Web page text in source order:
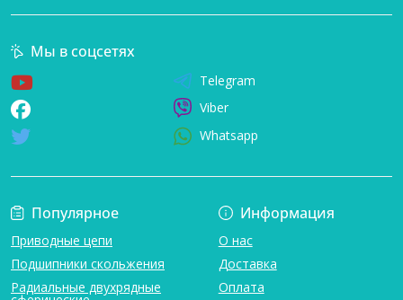
Популярное
Приводные цепи
Подшипники скольжения
Радиальные двухрядные
Информация
О нас
Доставка
Оплата
Мы в соцсетях
Telegram
Viber
Whatsapp